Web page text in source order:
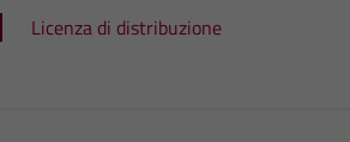
Licenza di distribuzione